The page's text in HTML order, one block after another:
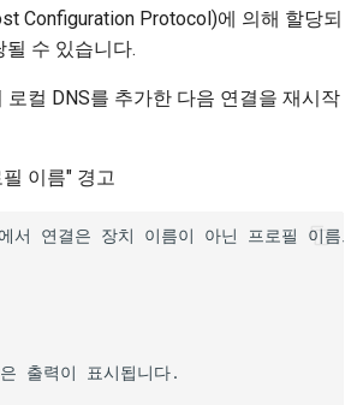
Configuration Protocol)에 의해 할당되
수 있습니다.
로컬 DNS를 추가한 다음 연결을 재시작
이름" 경고
에서 연결은 장치 이름이 아닌 프로필 이
출력이 표시됩니다.